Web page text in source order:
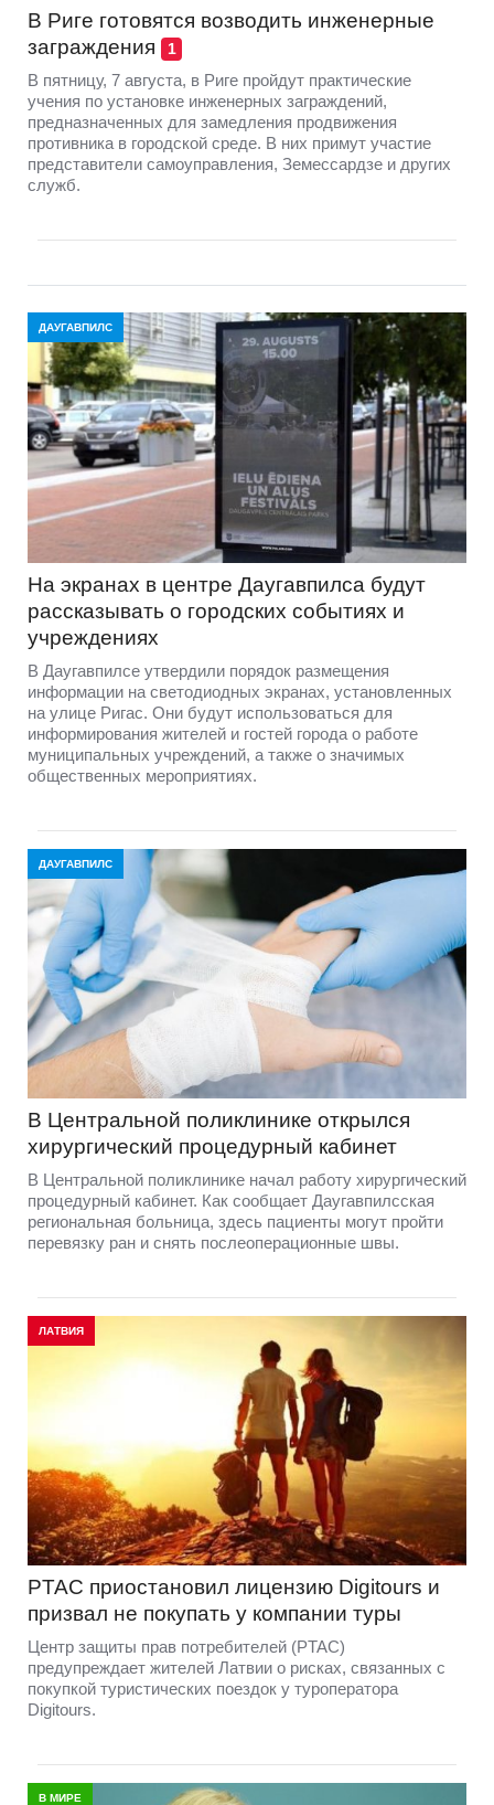
В Риге готовятся возводить инженерные
заграждения
1
В пятницу, 7 августа, в Риге пройдут практические
учения по установке инженерных заграждений,
предназначенных для замедления продвижения
противника в городской среде. В них примут участие
представители самоуправления, Земессардзе и других
служб.
ДАУГАВПИЛС
На экранах в центре Даугавпилса будут
рассказывать о городских событиях и
учреждениях
В Даугавпилсе утвердили порядок размещения
информации на светодиодных экранах, установленных
на улице Ригас. Они будут использоваться для
информирования жителей и гостей города о работе
муниципальных учреждений, а также о значимых
общественных мероприятиях.
ДАУГАВПИЛС
В Центральной поликлинике открылся
хирургический процедурный кабинет
В Центральной поликлинике начал работу хирургический
процедурный кабинет. Как сообщает Даугавпилсская
региональная больница, здесь пациенты могут пройти
перевязку ран и снять послеоперационные швы.
ЛАТВИЯ
PTAC приостановил лицензию Digitours и
призвал не покупать у компании туры
Центр защиты прав потребителей (PTAC)
предупреждает жителей Латвии о рисках, связанных с
покупкой туристических поездок у туроператора
Digitours.
В МИРЕ